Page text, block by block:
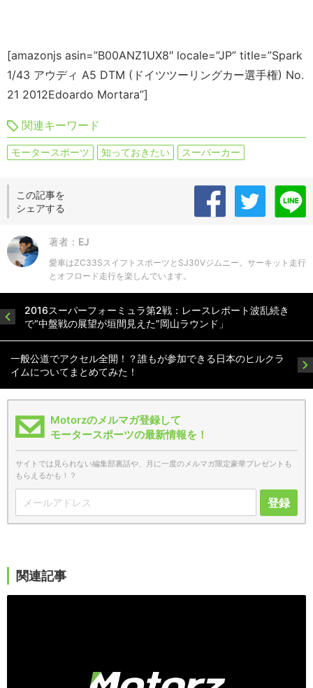
[amazonjs asin=”B00ANZ1UX8″ locale=”JP” title=”Spark
1/43 アウディ A5 DTM (ドイツツーリングカー選手権) No.
21 2012Edoardo Mortara”]
関連キーワード
モータースポーツ 知っておきたい スーパーカー
この記事を
シェアする
著者：EJ
愛車はZC33SスイフトスポーツとSJ30Vジムニー。サーキット走行
とオフロード走行を楽しんでいます。
2016スーパーフォーミュラ第2戦：レースレポート波乱続き
で“中盤戦の展望が垣間見えた”岡山ラウンド」
一般公道でアクセル全開！？誰もが参加できる日本のヒルクラ
イムについてまとめてみた！
Motorzのメルマガ登録して
モータースポーツの最新情報を！
サイトでは見られない編集部裏話や、月に一度のメルマガ限定豪華プレゼントも
もらえるかも！？
登録
関連記事